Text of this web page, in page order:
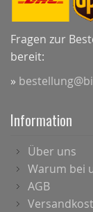
Fragen zur
bereit:
»
Information
Über uns
Warum bei
AGB